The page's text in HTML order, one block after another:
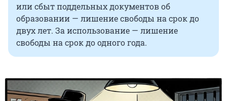
или сбыт поддельных документов об
образовании — лишение свободы на срок до
двух лет. За использование — лишение
свободы на срок до одного года.